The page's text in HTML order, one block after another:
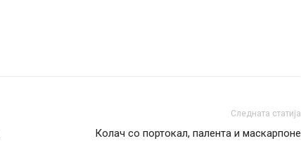
Следната статија
Колач со портокал, палента и маскарпоне